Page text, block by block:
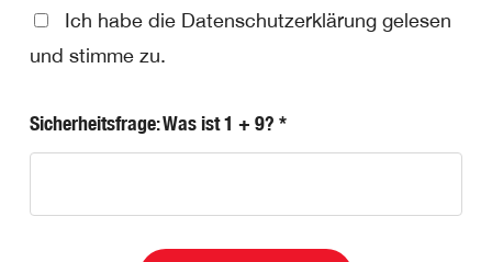
Ich habe die Datenschutzerklärung gelesen
und stimme zu.
Sicherheitsfrage: Was ist 1 + 9? *